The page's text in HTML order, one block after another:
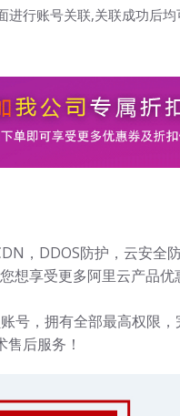
行账号关联,关联成功后均
，DDOS防护，云安全
想享受更多阿里云产品
号，拥有全部最高权限
后服务！